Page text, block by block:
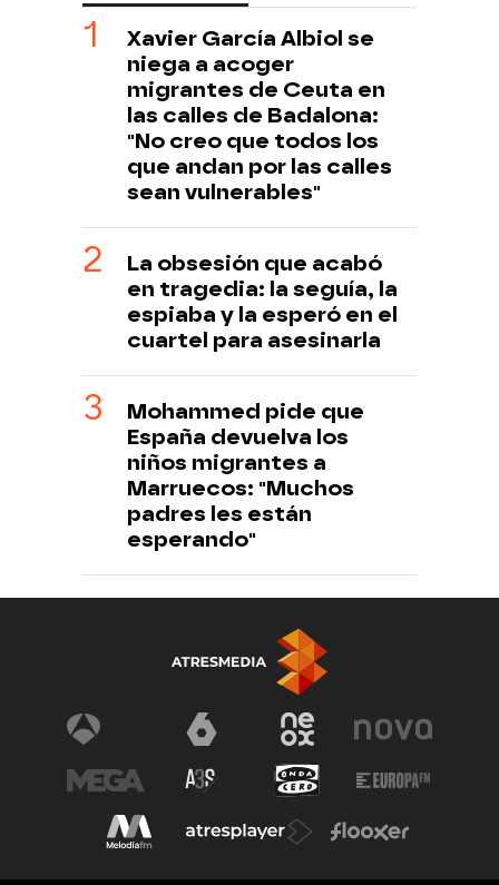
Xavier García Albiol se
niega a acoger
migrantes de Ceuta en
las calles de Badalona:
"No creo que todos los
que andan por las calles
sean vulnerables"
La obsesión que acabó
en tragedia: la seguía, la
espiaba y la esperó en el
cuartel para asesinarla
Mohammed pide que
España devuelva los
niños migrantes a
Marruecos: "Muchos
padres les están
esperando"